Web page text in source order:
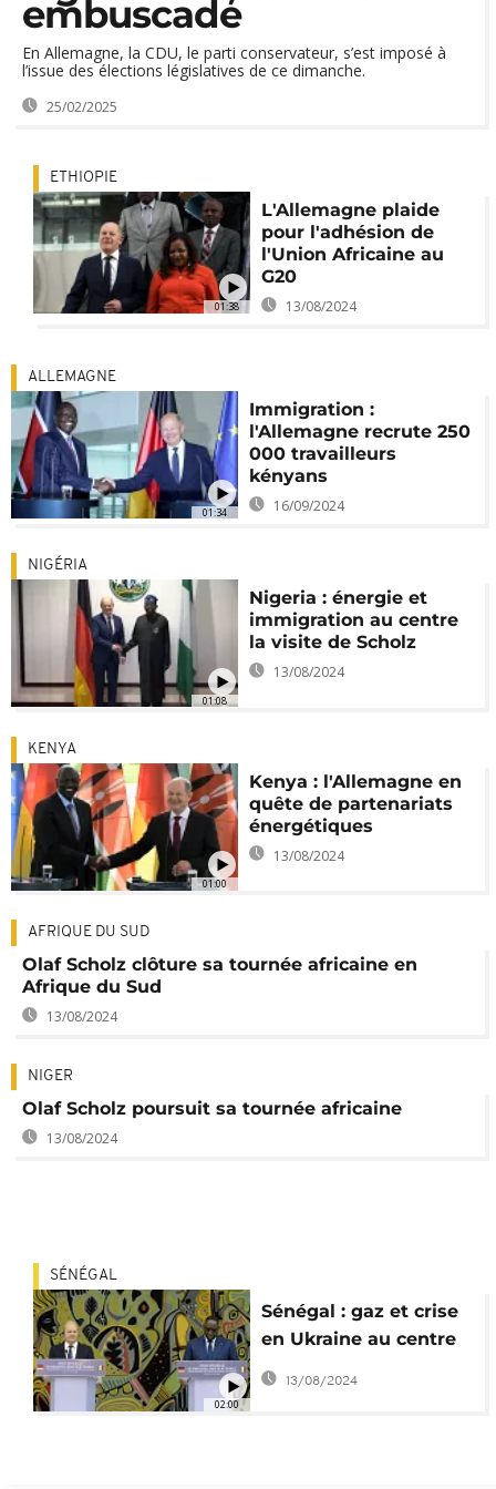
embuscade
En Allemagne, la CDU, le parti conservateur, s’est imposé à
l’issue des élections législatives de ce dimanche.
25/02/2025
01:38
ETHIOPIE
L'Allemagne plaide
pour l'adhésion de
l'Union Africaine au
G20
13/08/2024
01:34
ALLEMAGNE
Immigration :
l'Allemagne recrute 250
000 travailleurs
kényans
16/09/2024
01:08
NIGÉRIA
Nigeria : énergie et
immigration au centre
la visite de Scholz
13/08/2024
01:00
KENYA
Kenya : l'Allemagne en
quête de partenariats
énergétiques
13/08/2024
AFRIQUE DU SUD
Olaf Scholz clôture sa tournée africaine en
Afrique du Sud
13/08/2024
NIGER
Olaf Scholz poursuit sa tournée africaine
13/08/2024
02:00
SÉNÉGAL
Sénégal : gaz et crise
en Ukraine au centre
de la visite d'Olaf
Scholz
13/08/2024